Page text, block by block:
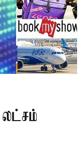
லட்சம்